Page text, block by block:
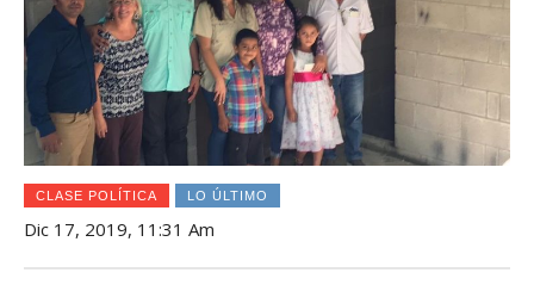
CLASE POLÍTICA LO ÚLTIMO
Dic 17, 2019, 11:31 Am